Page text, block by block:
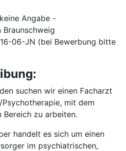
Angabe -
06-JN (bei Bewerbung bitte
suchen wir einen Facharzt
mit dem
Bereich zu arbeiten.
handelt es sich um einen
im psychiatrischen,